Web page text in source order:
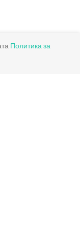
Политика за